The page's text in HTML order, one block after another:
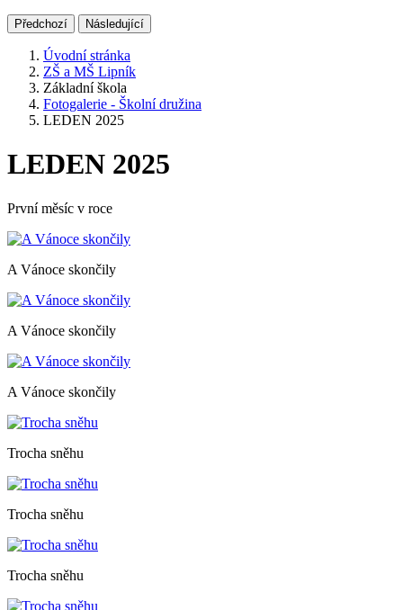
Předchozí Následující
Úvodní stránka
ZŠ a MŠ Lipník
Základní škola
Fotogalerie - Školní družina
LEDEN 2025
LEDEN 2025
První měsíc v roce
A Vánoce skončily
A Vánoce skončily
A Vánoce skončily
Trocha sněhu
Trocha sněhu
Trocha sněhu